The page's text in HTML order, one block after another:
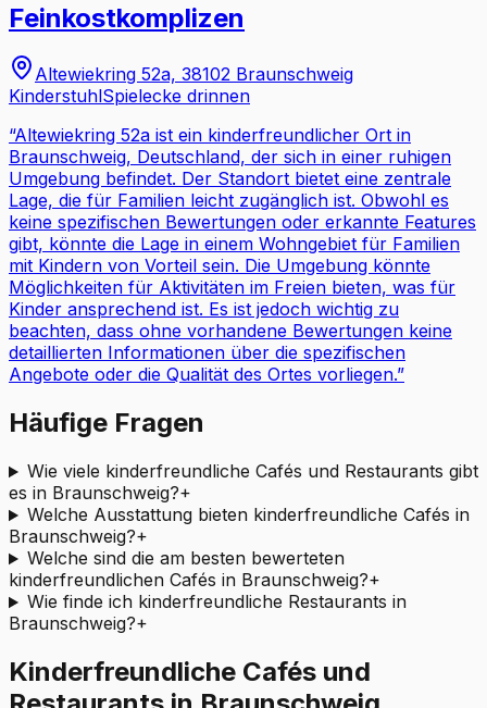
Feinkostkomplizen
Altewiekring 52a, 38102 Braunschweig
KinderstuhlSpielecke drinnen
“Altewiekring 52a ist ein kinderfreundlicher Ort in
Braunschweig, Deutschland, der sich in einer ruhigen
Umgebung befindet. Der Standort bietet eine zentrale
Lage, die für Familien leicht zugänglich ist. Obwohl es
keine spezifischen Bewertungen oder erkannte Features
gibt, könnte die Lage in einem Wohngebiet für Familien
mit Kindern von Vorteil sein. Die Umgebung könnte
Möglichkeiten für Aktivitäten im Freien bieten, was für
Kinder ansprechend ist. Es ist jedoch wichtig zu
beachten, dass ohne vorhandene Bewertungen keine
detaillierten Informationen über die spezifischen
Angebote oder die Qualität des Ortes vorliegen.”
Häufige Fragen
Wie viele kinderfreundliche Cafés und Restaurants gibt
es in Braunschweig?+
Welche Ausstattung bieten kinderfreundliche Cafés in
Braunschweig?+
Welche sind die am besten bewerteten
kinderfreundlichen Cafés in Braunschweig?+
Wie finde ich kinderfreundliche Restaurants in
Braunschweig?+
Kinderfreundliche Cafés und